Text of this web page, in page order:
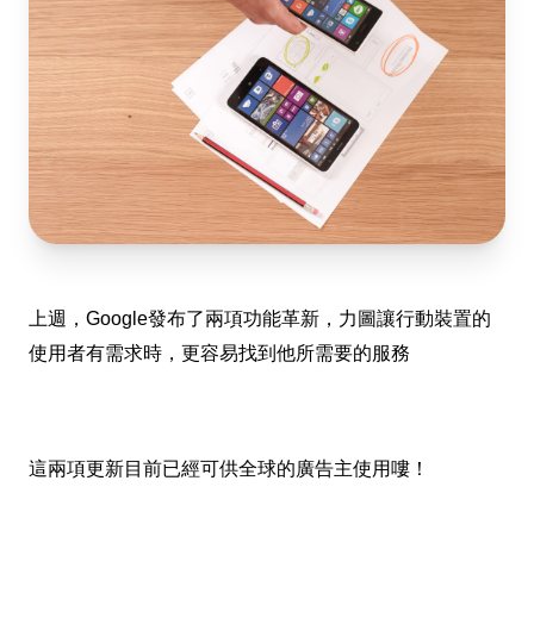
上週，Google發布了兩項功能革新，力圖讓行動裝置的
使用者有需求時，更容易找到他所需要的服務
這兩項更新目前已經可供全球的廣告主使用嘍！